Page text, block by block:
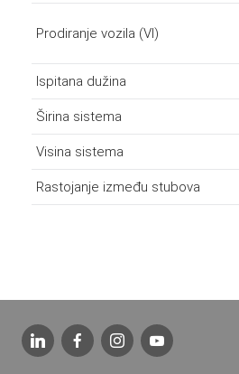
Prodiranje vozila (VI)
Ispitana dužina
Širina sistema
Visina sistema
Rastojanje između stubova